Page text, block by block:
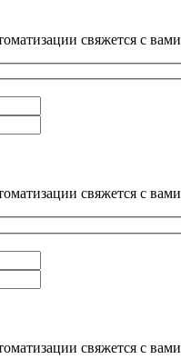
свяжется с вами
свяжется с вами
свяжется с вами